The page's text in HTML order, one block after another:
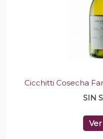
Cicchitti Cosecha
SIN